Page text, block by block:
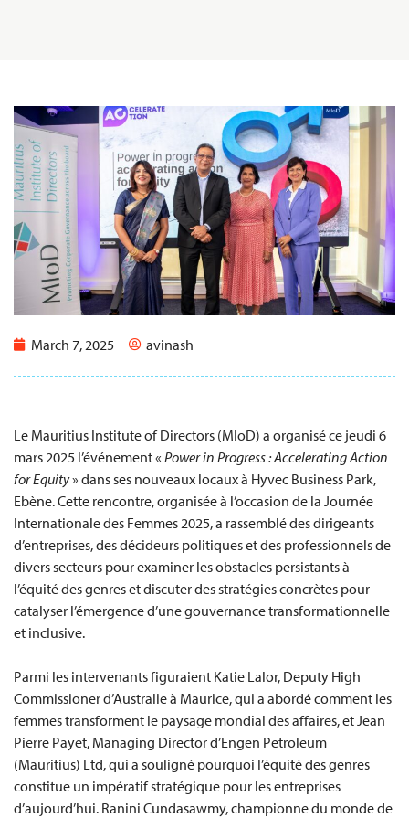
March 7, 2025 avinash
Le Mauritius Institute of Directors (MIoD) a organisé ce jeudi 6
mars 2025 l’événement « Power in Progress : Accelerating Action
for Equity» dans ses nouveaux locaux à Hyvec Business Park,
Ebène. Cette rencontre, organisée à l’occasion de la Journée
Internationale des Femmes 2025, a rassemblé des dirigeants
d’entreprises, des décideurs politiques et des professionnels de
divers secteurs pour examiner les obstacles persistants à
l’équité des genres et discuter des stratégies concrètes pour
catalyser l’émergence d’une gouvernance transformationnelle
et inclusive.
Parmi les intervenants figuraient Katie Lalor, Deputy High
Commissioner d’Australie à Maurice, qui a abordé comment les
femmes transforment le paysage mondial des affaires, et Jean
Pierre Payet, Managing Director d’Engen Petroleum
(Mauritius) Ltd, qui a souligné pourquoi l’équité des genres
constitue un impératif stratégique pour les entreprises
d’aujourd’hui. Ranini Cundasawmy, championne du monde de